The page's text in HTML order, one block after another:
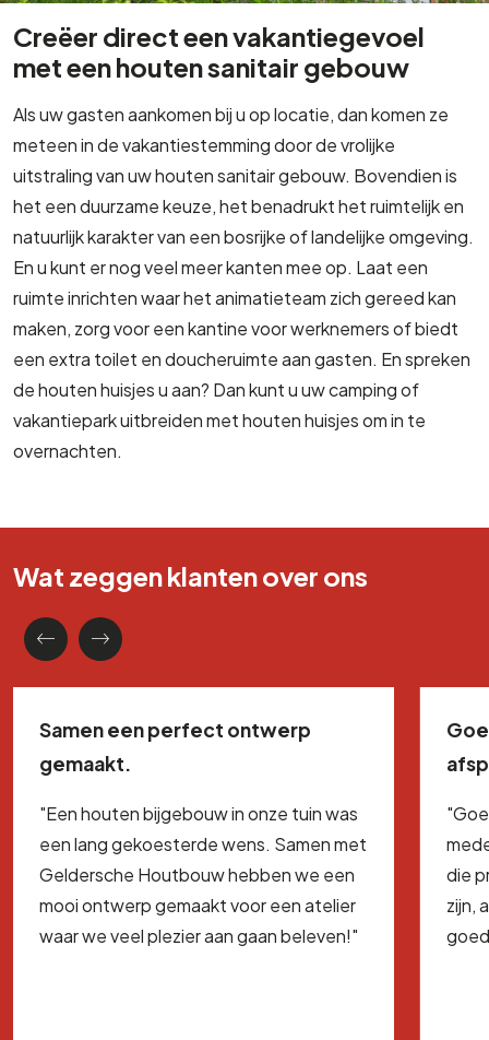
Creëer direct een vakantiegevoel
met een houten sanitair gebouw
Als uw gasten aankomen bij u op locatie, dan komen ze
meteen in de vakantiestemming door de vrolijke
uitstraling van uw houten sanitair gebouw. Bovendien is
het een duurzame keuze, het benadrukt het ruimtelijk en
natuurlijk karakter van een bosrijke of landelijke omgeving.
En u kunt er nog veel meer kanten mee op. Laat een
ruimte inrichten waar het animatieteam zich gereed kan
maken, zorg voor een kantine voor werknemers of biedt
een extra toilet en doucheruimte aan gasten. En spreken
de houten huisjes u aan? Dan kunt u uw camping of
vakantiepark uitbreiden met houten huisjes om in te
overnachten.
Wat zeggen klanten over ons
Samen een perfect ontwerp
gemaakt.
"Een houten bijgebouw in onze tuin was
een lang gekoesterde wens. Samen met
Geldersche Houtbouw hebben we een
mooi ontwerp gemaakt voor een atelier
waar we veel plezier aan gaan beleven!"
die
zijn,